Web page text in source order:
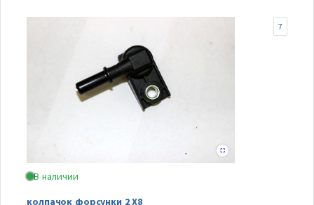
В наличии
колпачок форсунки 2 Х8
7